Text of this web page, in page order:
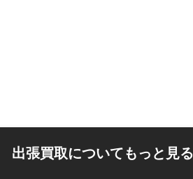
出張買取についてもっと見る